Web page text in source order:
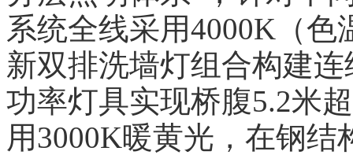
系统全线采用4000K（
新双排洗墙灯组合构建
功率灯具实现桥腹5.2米
用3000K暖黄光，在钢结